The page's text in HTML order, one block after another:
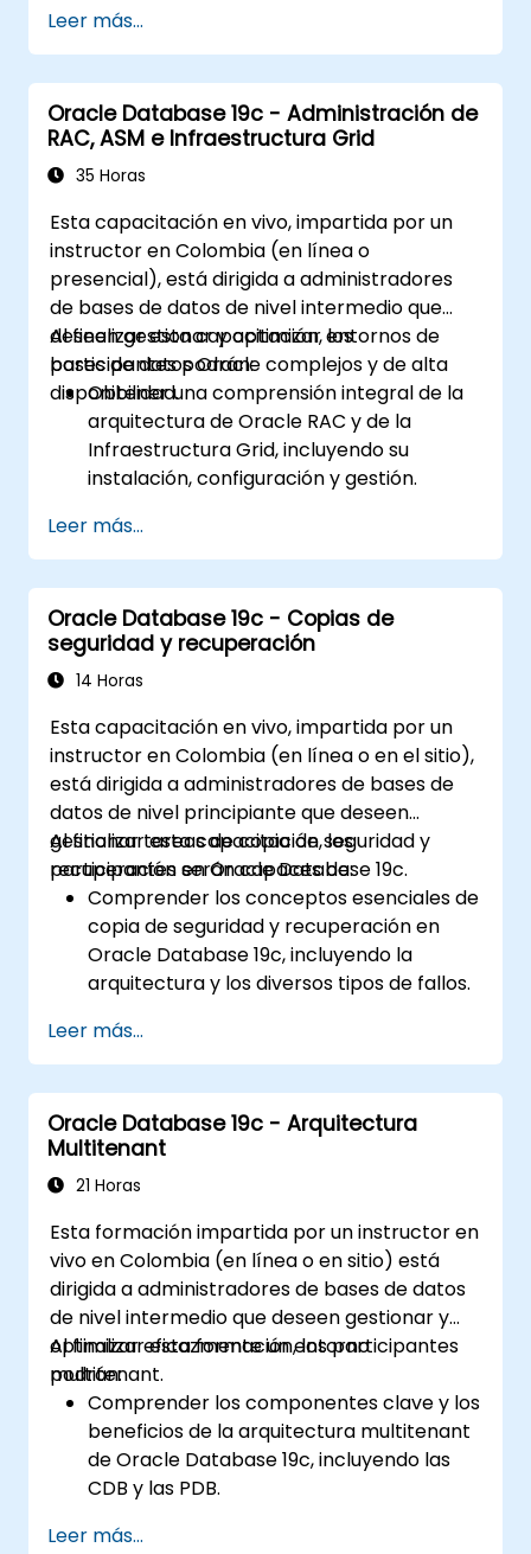
configuración y administración de bases
de datos de reserva físicas y lógicas,
incluido el broker de Data Guard.
Desarrollar habilidades prácticas en la
supervisión, resolución de problemas y
optimización de entornos de Data Guard
Aprender sobre funciones avanzadas
como Active Data Guard, Data Guard con
RAC y la protección de las
comunicaciones de Data Guard.
Aplicar las mejores prácticas para la
planificación de la recuperación ante
desastres, asegurando la consistencia de
los datos y automatizando las
operaciones de Data Guard.
Leer más...
Oracle Database 19c - Administración de
RAC, ASM e Infraestructura Grid
35 Horas
Esta capacitación en vivo, impartida por un
instructor en Colombia (en línea o
presencial), está dirigida a administradores
de bases de datos de nivel intermedio que
deseen gestionar y optimizar entornos de
bases de datos Oracle complejos y de alta
disponibilidad.
Al finalizar esta capacitación, los
participantes podrán:
Obtener una comprensión integral de la
arquitectura de Oracle RAC y de la
Infraestructura Grid, incluyendo su
instalación, configuración y gestión.
gestión de la Gestión Automática de
Almacenamiento (ASM), abarcando
administración de grupos de discos, ajuste
de instancias y respaldo/recuperación.
Aprender técnicas avanzadas de ajuste
de rendimiento en RAC, configuraciones
mejores prácticas para la alta
disponibilidad.
Adquirir habilidades de solución de
problemas y diagnóstico para resolver
incidencias en entornos de RAC e
Infraestructura Grid.
Comprender el proceso de aplicación de
parches y actualización de Oracle RAC e
Infraestructura Grid, minimizando los
tiempos de inactividad y manteniendo la
estabilidad del sistema.
Leer más...
Oracle Database 19c - Copias de
seguridad y recuperación
14 Horas
Esta capacitación en vivo, impartida por un
instructor en Colombia (en línea o en el sitio),
está dirigida a administradores de bases de
datos de nivel principiante que deseen
gestionar tareas de copia de seguridad y
recuperación en Oracle Database 19c.
Al finalizar esta capacitación, los
participantes serán capaces de:
Comprender los conceptos esenciales de
copia de seguridad y recuperación en
Oracle Database 19c, incluyendo la
arquitectura y los diversos tipos de fallos.
configuración de ajustes de copia de
seguridad y recuperación, incluido el
entorno RMAN y el área de recuperación
rápida.
Desarrollar habilidades prácticas para
realizar diferentes tipos de operaciones
como copias completas, incrementales y
recuperación en un momento específico.
Aprender a utilizar la tecnología
Flashback de Oracle para una
recuperación efectiva de la base de
datos y gestionar escenarios de
recuperación ante desastres.
Aplicar las mejores prácticas de copia de
seguridad, recuperación y recuperación
ante desastres para garantizar la
disponibilidad de los datos y minimizar los
Leer más...
Oracle Database 19c - Arquitectura
Multitenant
21 Horas
Esta formación impartida por un instructor en
vivo en Colombia (en línea o en sitio) está
dirigida a administradores de bases de datos
de nivel intermedio que deseen gestionar y
optimizar eficazmente un entorno
multitenant.
Al finalizar esta formación, los participantes
podrán:
Comprender los componentes clave y los
beneficios de la arquitectura multitenant
de Oracle Database 19c, incluyendo las
CDB y las PDB.
instalar, configurar y gestionar bases de
Leer más...